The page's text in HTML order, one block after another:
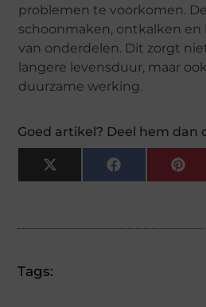
problemen te voorkomen.
schoonmaken, ontkalken
van onderdelen. Dit zorgt
langere levensduur, maar
duurzame werking.
Goed artikel? Deel hem dan
X
(Twitter)
Facebook
Tags: